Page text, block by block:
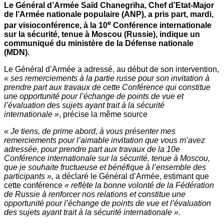
Le Général d’Armée Saïd Chanegriha, Chef d’Etat-Major
de l’Armée nationale populaire (ANP), a pris part, mardi,
par visioconférence, à la 10e Conférence internationale
sur la sécurité, tenue à Moscou (Russie), indique un
communiqué du ministère de la Défense nationale
(MDN).
Le Général d’Armée a adressé, au début de son intervention,
« ses remerciements à la partie russe pour son invitation à
prendre part aux travaux de cette Conférence qui constitue
une opportunité pour l’échange de points de vue et
l’évaluation des sujets ayant trait à la sécurité
internationale », précise la même source
« Je tiens, de prime abord, à vous présenter mes
remerciements pour l’aimable invitation que vous m’avez
adressée, pour prendre part aux travaux de la 10e
Conférence internationale sur la sécurité, tenue à Moscou,
que je souhaite fructueuse et bénéfique à l’ensemble des
participants », a déclaré le Général d’Armée, estimant que
cette conférence « reflète la bonne volonté de la Fédération
de Russie à renforcer nos relations et constitue une
opportunité pour l’échange de points de vue et l’évaluation
des sujets ayant trait à la sécurité internationale ».